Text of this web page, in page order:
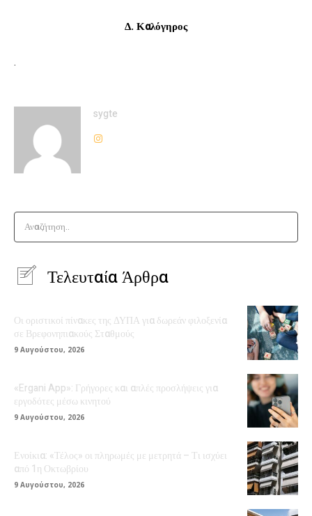
Δ. Καλόγηρος
.
sygte
Αναζήτηση..
Τελευταία Άρθρα
Οι οριστικοί πίνακες της ΔΥΠΑ για δωρεάν φιλοξενία
σε Βρεφονηπιακούς Σταθμούς
9 Αυγούστου, 2026
«Ergani App»: Γρήγορες και απλές προσλήψεις για
εργοδότες μέσω κινητού
9 Αυγούστου, 2026
Ενοίκια: «Τέλος» οι πληρωμές με μετρητά – Τι ισχύει
από 1η Οκτωβρίου
9 Αυγούστου, 2026